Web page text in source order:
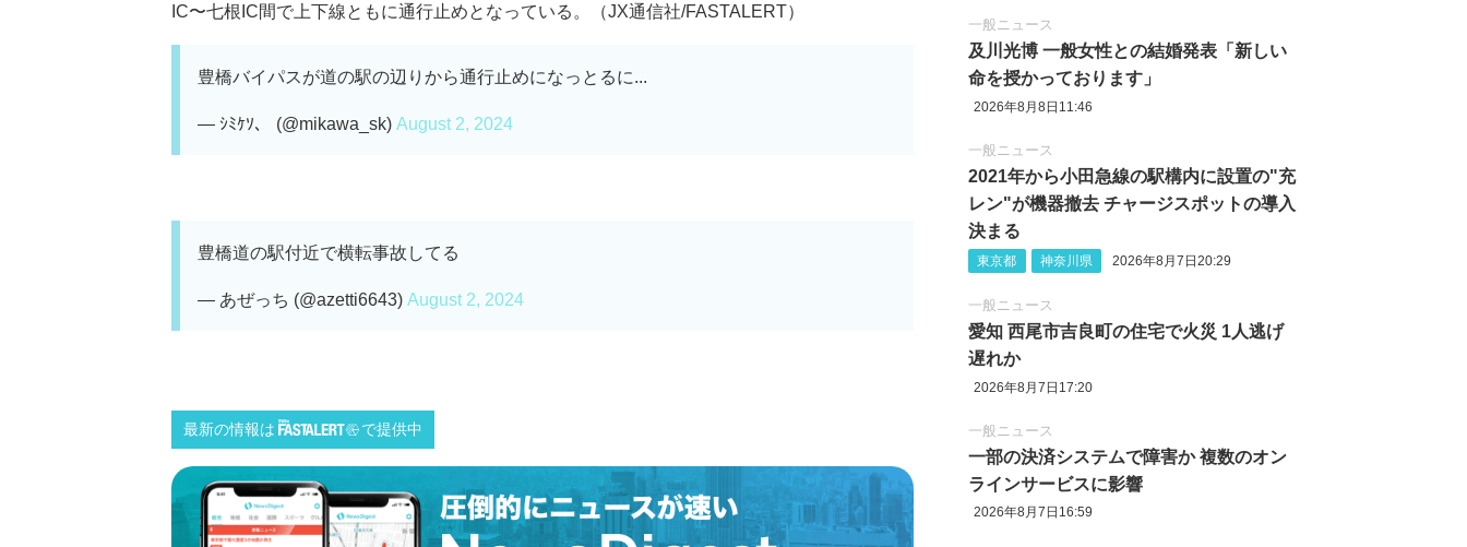
IC〜七根IC間で上下線ともに通行止めとなっている。（JX通信社/FASTALERT）
豊橋バイパスが道の駅の辺りから通行止めになっとるに...
— ｼﾐｹｿ、 (@mikawa_sk) August 2, 2024
豊橋道の駅付近で横転事故してる
— あぜっち (@azetti6643) August 2, 2024
最新の情報は で提供中
一般ニュース
及川光博 一般女性との結婚発表「新しい
命を授かっております」
2026年8月8日11:46
一般ニュース
2021年から小田急線の駅構内に設置の"充
レン"が機器撤去 チャージスポットの導入
決まる
東京都 神奈川県 2026年8月7日20:29
一般ニュース
愛知 西尾市吉良町の住宅で火災 1人逃げ
遅れか
2026年8月7日17:20
一般ニュース
一部の決済システムで障害か 複数のオン
ラインサービスに影響
2026年8月7日16:59